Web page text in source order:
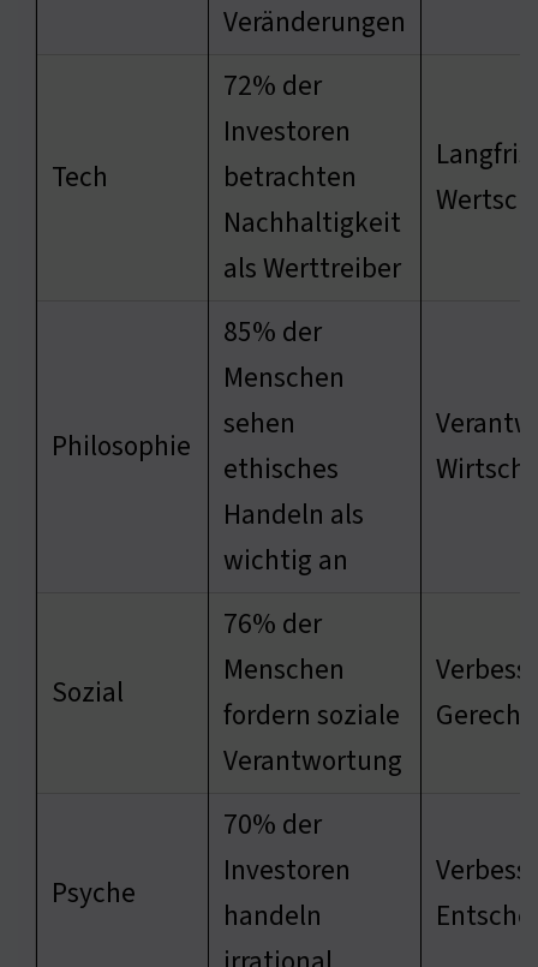
Veränderungen
Tech
72% der
Investoren
betrachten
Nachhaltigkeit
als Werttreiber
Philosophie
85% der
Menschen
sehen
ethisches
Handeln als
wichtig an
Sozial
76% der
Menschen
fordern soziale
Verantwortung
Psyche
70% der
Investoren
handeln